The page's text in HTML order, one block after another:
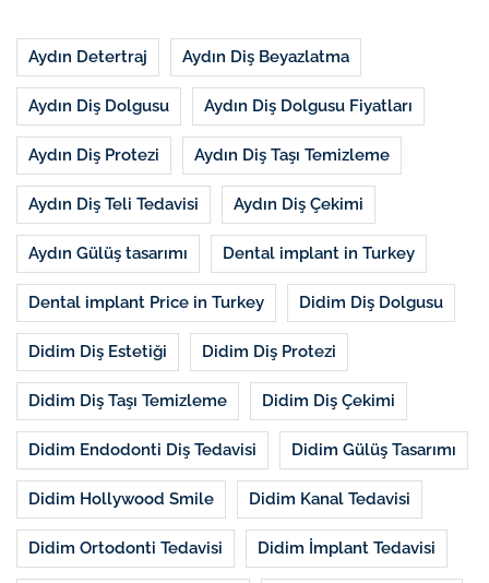
Aydın Detertraj Aydın Diş Beyazlatma
Aydın Diş Dolgusu Aydın Diş Dolgusu Fiyatları
Aydın Diş Protezi Aydın Diş Taşı Temizleme
Aydın Diş Teli Tedavisi Aydın Diş Çekimi
Aydın Gülüş tasarımı Dental implant in Turkey
Dental implant Price in Turkey Didim Diş Dolgusu
Didim Diş Estetiği Didim Diş Protezi
Didim Diş Taşı Temizleme Didim Diş Çekimi
Didim Endodonti Diş Tedavisi Didim Gülüş Tasarımı
Didim Hollywood Smile Didim Kanal Tedavisi
Didim Ortodonti Tedavisi Didim İmplant Tedavisi